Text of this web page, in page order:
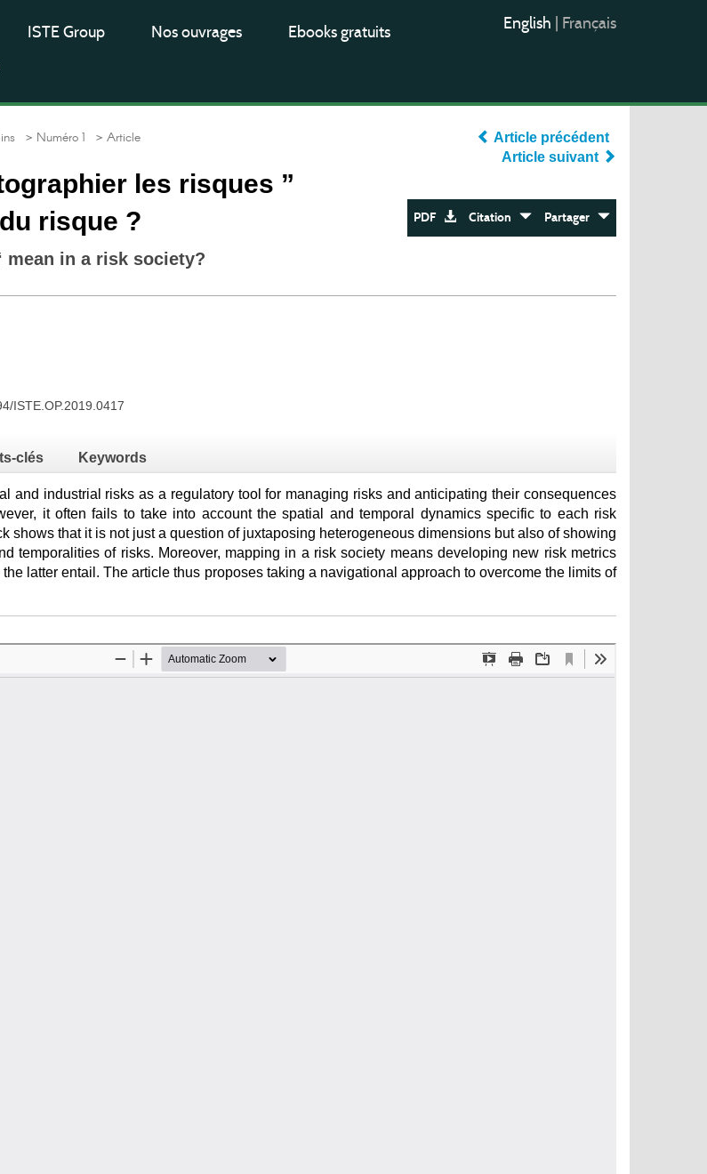
ISTE Group Nos ouvrages Ebooks gratuits English Français
> Numéro 1 > Article
les risques ”
risque ?
mean in a risk society?
Article précédent
Article suivant
PDF Citation Partager
ISTE.OP.2019.0417
clés Keywords
and industrial risks as a regulatory tool for managing risks and anticipating their consequences
it often fails to take into account the spatial and temporal dynamics specific to each risk
shows that it is not just a question of juxtaposing heterogeneous dimensions but also of showing
temporalities of risks. Moreover, mapping in a risk society means developing new risk metrics
latter entail. The article thus proposes taking a navigational approach to overcome the limits of